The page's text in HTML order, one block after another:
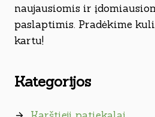
naujausiomis ir
paslaptimis. Pradėkime
kartu!
Kategorijos